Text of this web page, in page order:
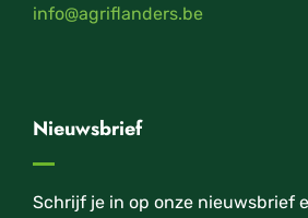
info@agriflanders.be
Nieuwsbrief
Schrijf je in op onze nieuwsbrief